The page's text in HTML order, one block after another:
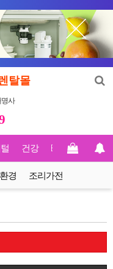
탈몰
사
건강 Biz렌탈
경 조리가전